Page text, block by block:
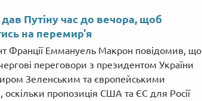
Путіну час до вечора, щоб
на перемир'я
Франції Еммануель Макрон повідомив, що
переговори з президентом України
Зеленським та європейськими
оскільки пропозиція США та ЄС для Росії